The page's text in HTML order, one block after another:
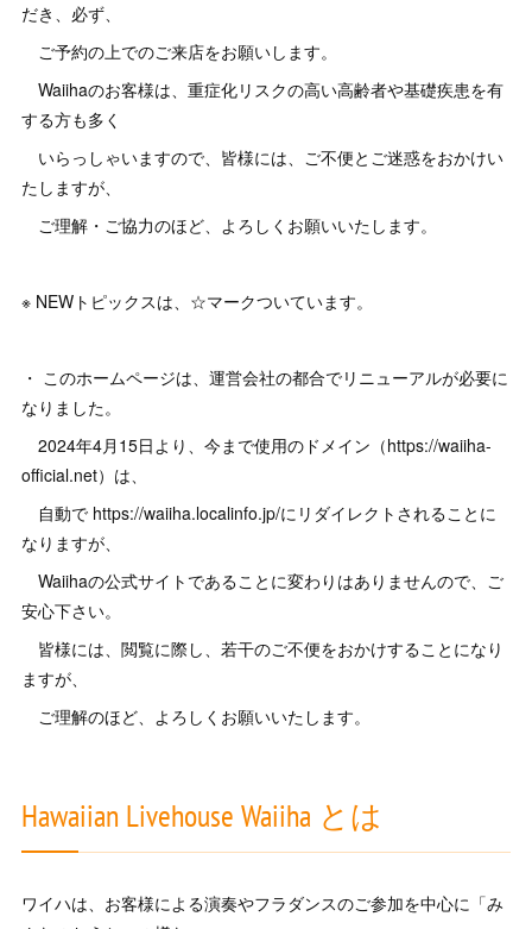
だき、必ず、
ご予約の上でのご来店をお願いします。
Waiihaのお客様は、重症化リスクの高い高齢者や基礎疾患を有
する方も多く
いらっしゃいますので、皆様には、ご不便とご迷惑をおかけい
たしますが、
ご理解・ご協力のほど、よろしくお願いいたします。
※ NEWトピックスは、☆マークついています。
・ このホームページは、運営会社の都合でリニューアルが必要に
なりました。
2024年4月15日より、今まで使用のドメイン（https://waiiha-
official.net）は、
自動で https://waiiha.localinfo.jp/にリダイレクトされることに
なりますが、
Waiihaの公式サイトであることに変わりはありませんので、ご
安心下さい。
皆様には、閲覧に際し、若干のご不便をおかけすることになり
ますが、
ご理解のほど、よろしくお願いいたします。
Hawaiian Livehouse Waiiha とは
ワイハは、お客様による演奏やフラダンスのご参加を中心に「み